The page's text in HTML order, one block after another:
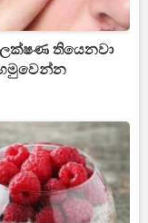
ලක්ෂණ තියෙනවා